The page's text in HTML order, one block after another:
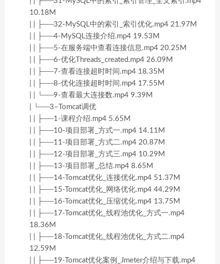
10.18M
| | ├──32-MySQL中的索引_索引优化.mp4 21.97M
| | ├──4-MySQL连接介绍.mp4 19.53M
| | ├──5-在服务端中查看连接信息.mp4 20.25M
| | ├──6-优化Threads_created.mp4 26.09M
| | ├──7-查看连接超时时间.mp4 18.35M
| | ├──8-优化连接超时时间.mp4 17.55M
| | └──9-查看最大连接数.mp4 9.39M
| └──3–Tomcat调优
| | ├──1-课程介绍.mp4 5.65M
| | ├──10-项目部署_方式一.mp4 14.11M
| | ├──11-项目部署_方式二.mp4 20.87M
| | ├──12-项目部署_方式三.mp4 10.29M
| | ├──13-项目部署_总结.mp4 8.65M
| | ├──14-Tomcat优化_连接优化.mp4 51.37M
| | ├──15-Tomcat优化_网络优化.mp4 44.29M
| | ├──16-Tomcat优化_压缩优化.mp4 13.75M
| | ├──17-Tomcat优化_线程池优化_方式一.mp4
18.36M
| | ├──18-Tomcat优化_线程池优化_方式二.mp4
12.59M
| | ├──19-Tomcat优化案例_Jmeter介绍与下载.mp4